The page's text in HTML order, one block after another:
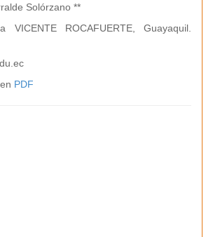
Solórzano **
VICENTE ROCAFUERTE, Guayaquil.
PDF